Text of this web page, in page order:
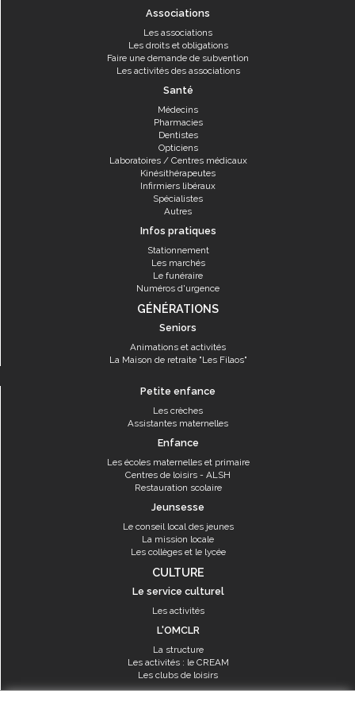
Associations
Les associations
Les droits et obligations
Faire une demande de subvention
Les activités des associations
Santé
Médecins
Pharmacies
Dentistes
Opticiens
Laboratoires / Centres médicaux
Kinésithérapeutes
Infirmiers libéraux
Spécialistes
Autres
Infos pratiques
Stationnement
Les marchés
Le funéraire
Numéros d'urgence
GÉNÉRATIONS
Seniors
Animations et activités
La Maison de retraite "Les Filaos"
Petite enfance
Les crèches
Assistantes maternelles
Enfance
Les écoles maternelles et primaire
Centres de loisirs - ALSH
Restauration scolaire
Jeunsesse
Le conseil local des jeunes
La mission locale
Les collèges et le lycée
CULTURE
Le service culturel
Les activités
L'OMCLR
La structure
Les activités : le CREAM
Les clubs de loisirs
SPORT